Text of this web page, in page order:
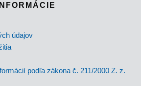
údajov
podľa zákona č. 211/2000 Z. z.